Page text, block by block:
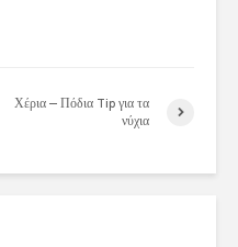
Χέρια – Πόδια Tip για τα
νύχια